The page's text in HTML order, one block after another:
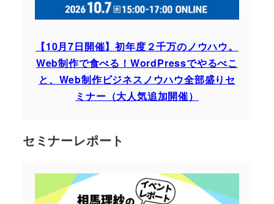
【10月7日開催】初年度２千万のノウハウ。
Web制作で食べる！WordPressでやるべこ
と、Web制作ビジネスノウハウ全部盛りセ
ミナー（大人気追加開催）
セミナーレポート